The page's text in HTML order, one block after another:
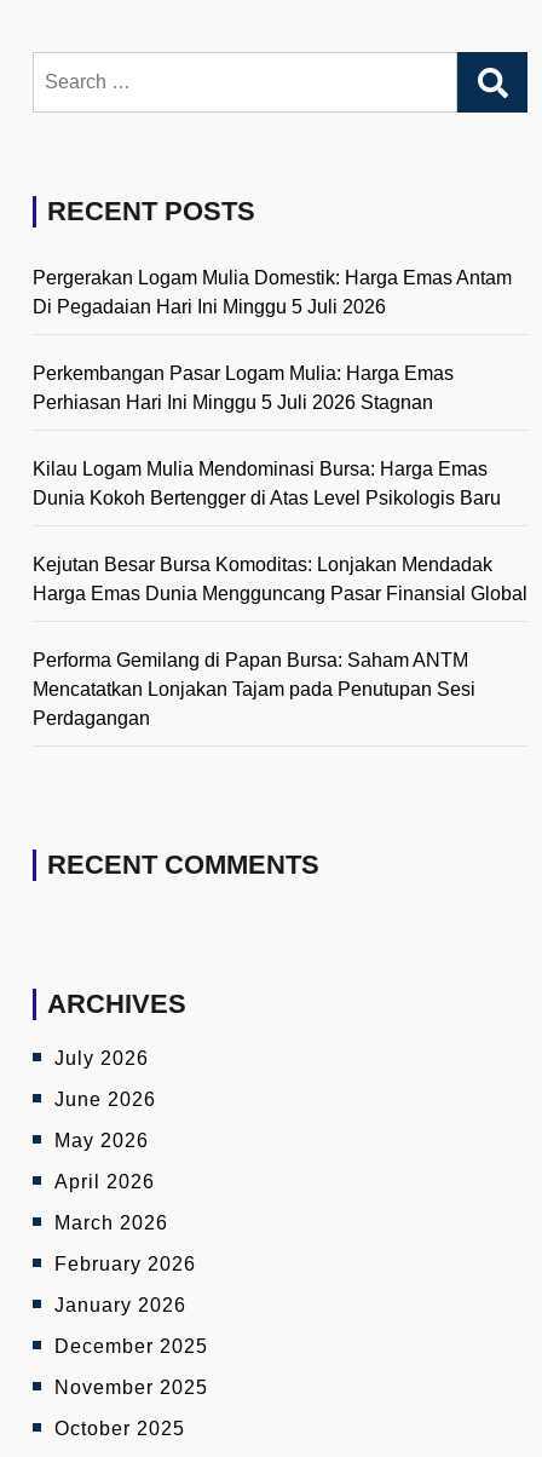
for:
RECENT POSTS
Pergerakan Logam Mulia Domestik: Harga Emas Antam
Di Pegadaian Hari Ini Minggu 5 Juli 2026
Perkembangan Pasar Logam Mulia: Harga Emas
Perhiasan Hari Ini Minggu 5 Juli 2026 Stagnan
Kilau Logam Mulia Mendominasi Bursa: Harga Emas
Dunia Kokoh Bertengger di Atas Level Psikologis Baru
Kejutan Besar Bursa Komoditas: Lonjakan Mendadak
Harga Emas Dunia Mengguncang Pasar Finansial Global
Performa Gemilang di Papan Bursa: Saham ANTM
Mencatatkan Lonjakan Tajam pada Penutupan Sesi
Perdagangan
RECENT COMMENTS
ARCHIVES
July 2026
June 2026
May 2026
April 2026
March 2026
February 2026
January 2026
December 2025
November 2025
October 2025